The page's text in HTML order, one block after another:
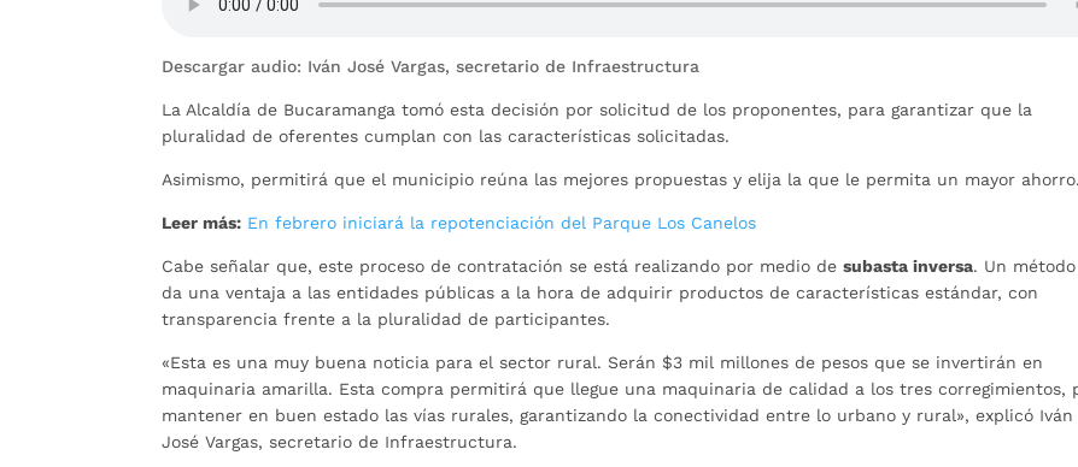
Descargar audio: Iván José Vargas, secretario de Infraestructura
La Alcaldía de Bucaramanga tomó esta decisión por solicitud de los proponentes, para garantizar que la
pluralidad de oferentes cumplan con las características solicitadas.
Asimismo, permitirá que el municipio reúna las mejores propuestas y elija la que le permita un mayor ahorro.
Leer más: En febrero iniciará la repotenciación del Parque Los Canelos
Cabe señalar que, este proceso de contratación se está realizando por medio desubasta inversa. Un
da una ventaja a las entidades públicas a la hora de adquirir productos de características estándar, con
transparencia frente a la pluralidad de participantes.
«Esta es una muy buena noticia para el sector rural. Serán $3 mil millones de pesos que se invertirán en
maquinaria amarilla. Esta compra permitirá que llegue una maquinaria de calidad a los tres corregimientos,
mantener en buen estado las vías rurales, garantizando la conectividad entre lo urbano y rural», explicó Iván
José Vargas, secretario de Infraestructura.